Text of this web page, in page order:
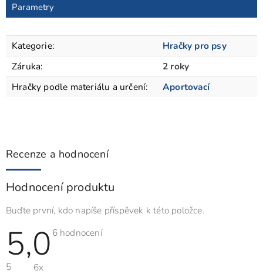
Parametry
Kategorie:
Hračky pro psy
Záruka:
2 roky
Hračky podle materiálu a určení: Aportovací
Recenze a hodnocení
Hodnocení produktu
Buďte první, kdo napíše příspěvek k této položce.
5,0 Průměrné
6 hodnocení
5
6x